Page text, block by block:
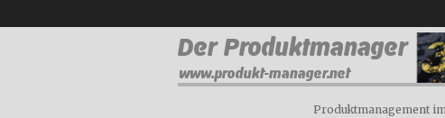
Produktmanagement